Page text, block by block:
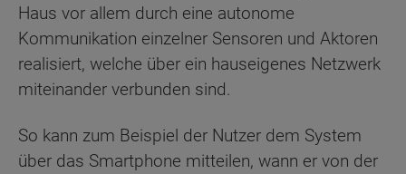
Haus vor allem durch eine autonome
Kommunikation einzelner Sensoren und Aktoren
realisiert, welche über ein hauseigenes Netzwerk
miteinander verbunden sind.
So kann zum Beispiel der Nutzer dem System
über das Smartphone mitteilen, wann er von der